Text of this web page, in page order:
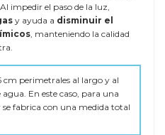
impedir el paso de la luz,
y ayuda a disminuir el
, manteniendo la calidad
cm perimetrales al largo y al
En este caso, para una
fabrica con una medida total